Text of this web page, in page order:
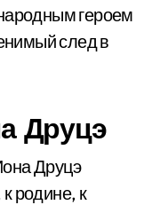
героем
след в
Друцэ
Друцэ
родине, к